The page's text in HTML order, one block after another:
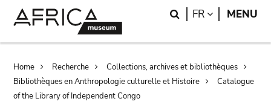
Search
FR LANGUAGE
MENU
Breadcrumb
Home Recherche
Collections, archives et bibliothèques
Bibliothèques en Anthropologie culturelle et Histoire
Catalogue
of the Library of Independent Congo